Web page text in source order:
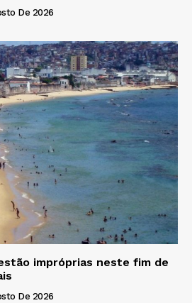
De 2026
impróprias neste fim de
De 2026